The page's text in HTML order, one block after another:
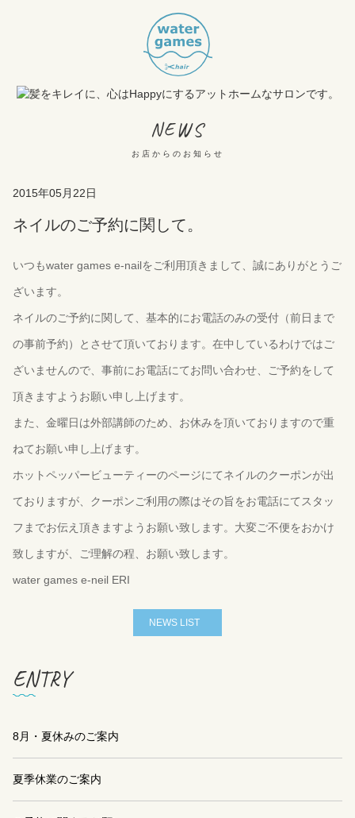
NEWS
お店からのお知らせ
2015年05月22日
ネイルのご予約に関して。
いつもwater games e-nailをご利用頂きまして、誠にありがとうご
ざいます。
ネイルのご予約に関して、基本的にお電話のみの受付（前日まで
の事前予約）とさせて頂いております。在中しているわけではご
ざいませんので、事前にお電話にてお問い合わせ、ご予約をして
頂きますようお願い申し上げます。
また、金曜日は外部講師のため、お休みを頂いておりますので重
ねてお願い申し上げます。
ホットペッパービューティーのページにてネイルのクーポンが出
ておりますが、クーポンご利用の際はその旨をお電話にてスタッ
フまでお伝え頂きますようお願い致します。大変ご不便をおかけ
致しますが、ご理解の程、お願い致します。
water games e-neil ERI
NEWS LIST
ENTRY
8月・夏休みのご案内
夏季休業のご案内